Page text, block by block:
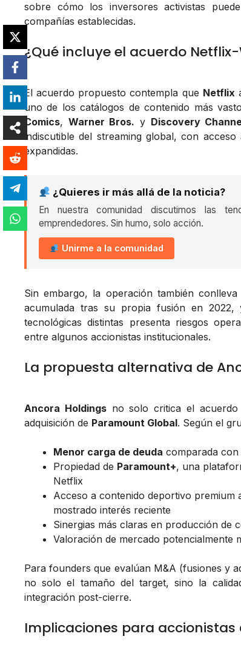
sobre cómo los inversores activistas
compañías establecidas.
¿Qué incluye el acuerdo Netflix-
El acuerdo propuesto contempla que Netflix
uno de los catálogos de contenido más
Comics, Warner Bros. y Discovery
indiscutible del streaming global, con acceso
expandidas.
¿Quieres ir más allá de la noticia?
En nuestra comunidad discutimos las
emprendedores. Sin humo, solo acción.
Unirme a la comunidad
Sin embargo, la operación también conlleva
acumulada tras su propia fusión en
tecnológicas distintas presenta riesgos
entre algunos accionistas institucionales.
La propuesta alternativa de
Ancora Holdingsno solo critica el acuerdo
adquisición de Paramount Global. Según el
Menor carga de deuda comparada
Propiedad de Paramount+, una
Netflix
Acceso a contenido deportivo premium
mostrado interés reciente
Sinergias más claras en producción de
Valoración de mercado potencialmente
Para founders que evalúan M&A (fusiones y
no solo el tamaño del target, sino la
integración post-cierre.
Implicaciones para accionistas